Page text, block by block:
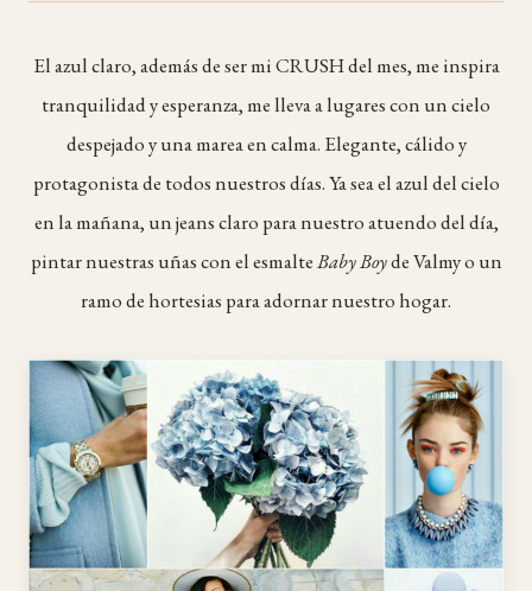
El azul claro, además de ser mi CRUSH del mes, me inspira
tranquilidad y esperanza, me lleva a lugares con un cielo
despejado y una marea en calma. Elegante, cálido y
protagonista de todos nuestros días. Ya sea el azul del cielo
en la mañana, un jeans claro para nuestro atuendo del día,
pintar nuestras uñas con el esmalteBaby Boyde Valmy o un
ramo de hortesias para adornar nuestro hogar.